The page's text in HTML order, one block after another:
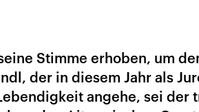
Stimme erhoben, um
der in diesem Jahr als
angehe, sei